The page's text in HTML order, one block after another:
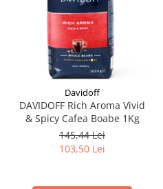
Davidoff
DAVIDOFF Rich Aroma Vivid
& Spicy Cafea Boabe 1Kg
145,44 Lei
103,50 Lei